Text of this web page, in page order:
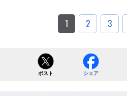
1 2 3
ポスト シェア